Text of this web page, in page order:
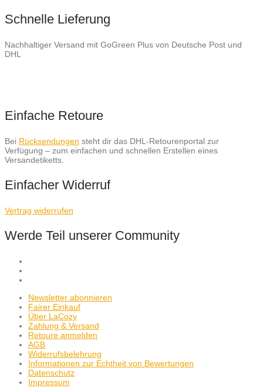
Schnelle Lieferung
Nachhaltiger Versand mit GoGreen Plus von Deutsche Post und
DHL
Einfache Retoure
Bei Rücksendungen steht dir das DHL-Retourenportal zur
Verfügung – zum einfachen und schnellen Erstellen eines
Versandetiketts.
Einfacher Widerruf
Vertrag widerrufen
Werde Teil unserer Community
Newsletter abonnieren
Fairer Einkauf
Über LaCozy
Zahlung & Versand
Retoure anmelden
AGB
Widerrufsbelehrung
Informationen zur Echtheit von Bewertungen
Datenschutz
Impressum